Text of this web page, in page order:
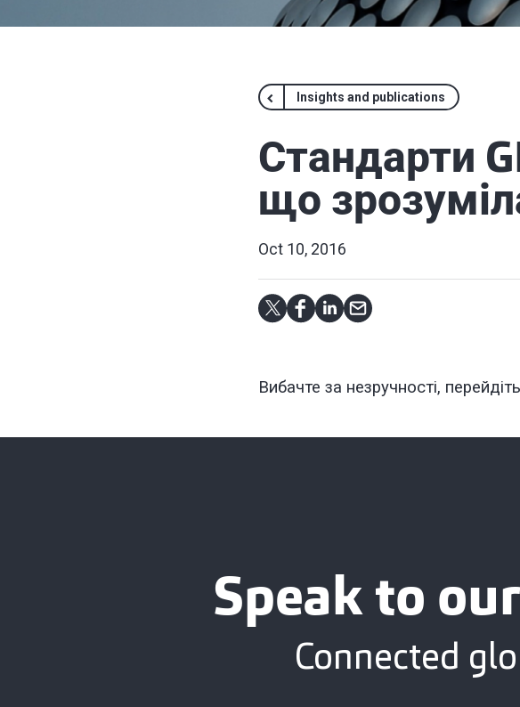
Insights and publications
Стандарти
що
Oct 10, 2016
Вибачте за незручності,
Speak to
Connected